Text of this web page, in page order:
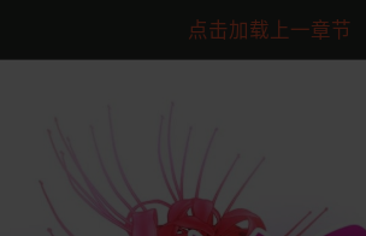
点击加载上一章节